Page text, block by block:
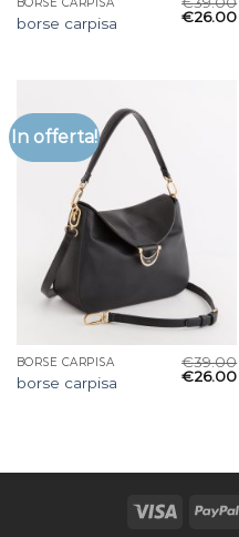
BORSE CARPISA
borse carpisa
€26.00
In offerta!
BORSE CARPISA
borse carpisa
€39.00
€26.00